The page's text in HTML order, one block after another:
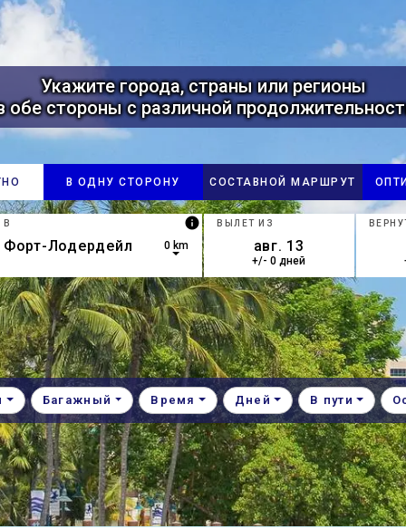
Укажите города, страны или регионы
обе стороны с различной
В ОДНУ СТОРОНУ СОСТАВНОЙ МАРШРУТ
arrow keys to navigate.
are available, use up and down arrow keys to navigate.
В info
0 km
ВЫЛЕТ ИЗ
+/- 0 дней
Багажный Время Дней В пути